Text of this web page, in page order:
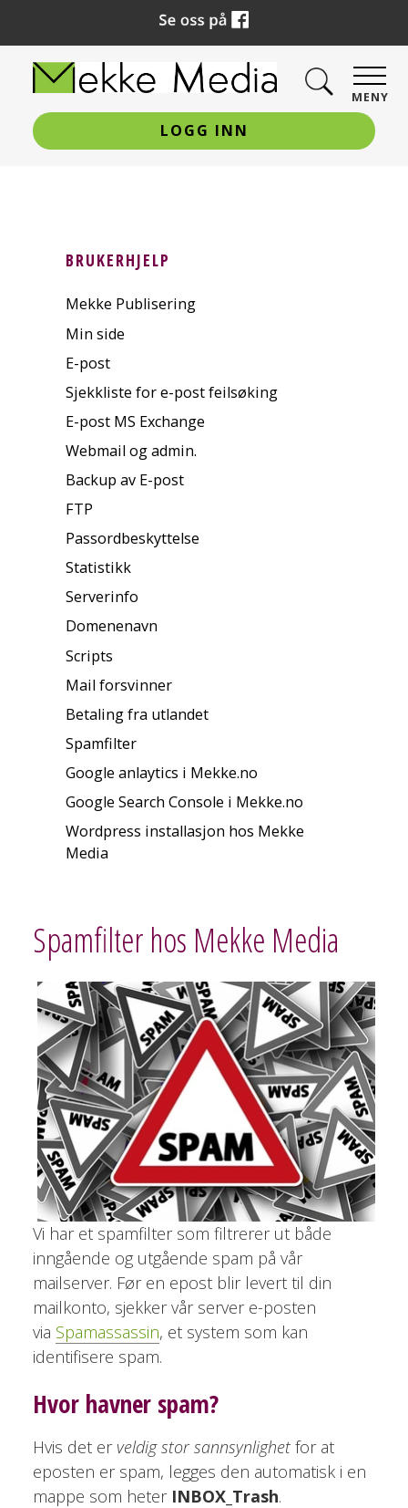
MENY
LOGG INN
BRUKERHJELP
Mekke Publisering
Min side
E-post
Sjekkliste for e-post feilsøking
E-post MS Exchange
Webmail og admin.
Backup av E-post
FTP
Passordbeskyttelse
Statistikk
Serverinfo
Domenenavn
Scripts
Mail forsvinner
Betaling fra utlandet
Spamfilter
Google anlaytics i Mekke.no
Google Search Console i Mekke.no
Wordpress installasjon hos Mekke
Media
Spamfilter hos Mekke Media
Vi har et spamfilter som filtrerer ut både
inngående og utgående spam på vår
mailserver. Før en epost blir levert til din
mailkonto, sjekker vår server e-posten
via Spamassassin, et system som kan
identifisere spam.
Hvor havner spam?
Hvis det er veldig stor sannsynlighetfor at
eposten er spam, legges den automatisk i en
mappe som heter INBOX_Trash.